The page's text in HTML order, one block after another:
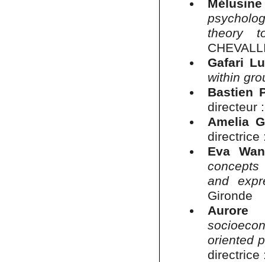
theory
Gafari
within
Bastien
directeur
Amelia
directrice
Eva
concepts
and
Gironde
oriented
directrice